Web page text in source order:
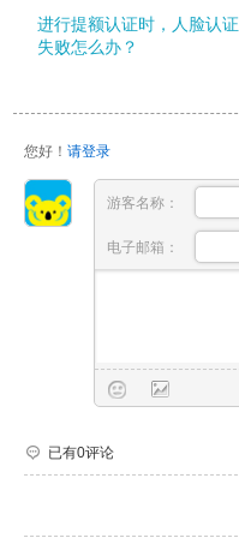
进行提额认证时，人脸认证
失败怎么办？
您好！ 请登录
游客名称：
电子邮箱：
已有0评论